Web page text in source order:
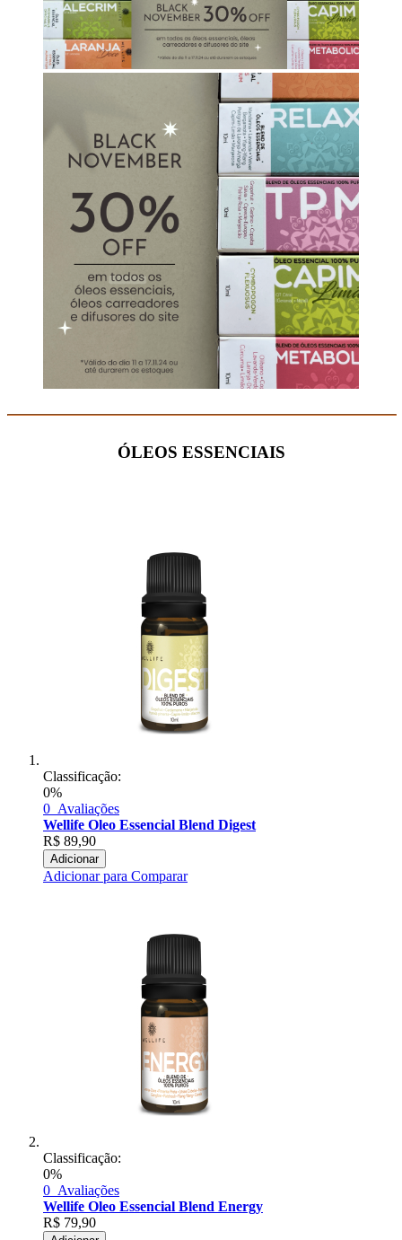
ÓLEOS ESSENCIAIS
Classificação:
0%
0 Avaliações
Wellife Oleo Essencial Blend Digest
R$ 89,90
Adicionar
Adicionar para Comparar
Classificação:
0%
0 Avaliações
Wellife Oleo Essencial Blend Energy
R$ 79,90